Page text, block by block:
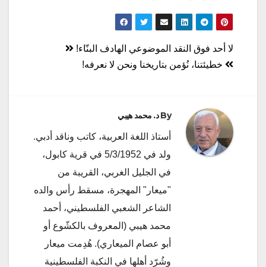
تصفّح
المقالات
لا أحد فوق النقد الموضوعي الهادف البنّاء!
خطيئتنا، نُؤمن بتاريخنا ونحن لا نعرفه!
By د. محمد هيبي
أستاذ اللغة العربية، كاتب وناقد أدبي.
ولد في 5/3/1952 في قرية كابول،
في الجليل الغربي، القريبة من
"ميعار" المهجرة، مسقط رأس والده
الشاعر الشعبي الفلسطيني، أحمد
محمد هيبي (المعروف بالكشّوع أو
أبو عصام الميعاري). هُدِمت ميعار
وشُرّد أهلها في النكبة الفلسطينية